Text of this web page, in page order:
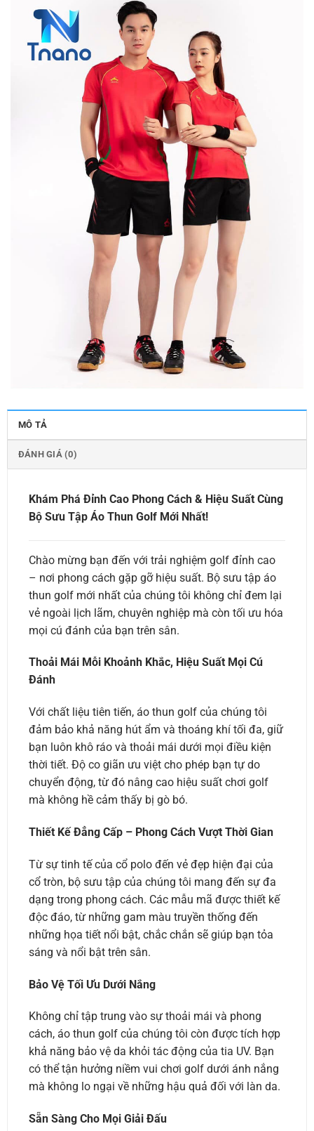
MÔ TẢ
ĐÁNH GIÁ (0)
Khám Phá Đỉnh Cao Phong Cách & Hiệu Suất Cùng
Bộ Sưu Tập Áo Thun Golf Mới Nhất!
Chào mừng bạn đến với trải nghiệm golf đỉnh cao
– nơi phong cách gặp gỡ hiệu suất. Bộ sưu tập áo
thun golf mới nhất của chúng tôi không chỉ đem lại
vẻ ngoài lịch lãm, chuyên nghiệp mà còn tối ưu hóa
mọi cú đánh của bạn trên sân.
Thoải Mái Mỗi Khoảnh Khắc, Hiệu Suất Mọi Cú
Đánh
Với chất liệu tiên tiến, áo thun golf của chúng tôi
đảm bảo khả năng hút ẩm và thoáng khí tối đa, giữ
bạn luôn khô ráo và thoải mái dưới mọi điều kiện
thời tiết. Độ co giãn ưu việt cho phép bạn tự do
chuyển động, từ đó nâng cao hiệu suất chơi golf
mà không hề cảm thấy bị gò bó.
Thiết Kế Đẳng Cấp – Phong Cách Vượt Thời Gian
Từ sự tinh tế của cổ polo đến vẻ đẹp hiện đại của
cổ tròn, bộ sưu tập của chúng tôi mang đến sự đa
dạng trong phong cách. Các mẫu mã được thiết kế
độc đáo, từ những gam màu truyền thống đến
những họa tiết nổi bật, chắc chắn sẽ giúp bạn tỏa
sáng và nổi bật trên sân.
Bảo Vệ Tối Ưu Dưới Nắng
Không chỉ tập trung vào sự thoải mái và phong
cách, áo thun golf của chúng tôi còn được tích hợp
khả năng bảo vệ da khỏi tác động của tia UV. Bạn
có thể tận hưởng niềm vui chơi golf dưới ánh nắng
mà không lo ngại về những hậu quả đối với làn da.
Sẵn Sàng Cho Mọi Giải Đấu